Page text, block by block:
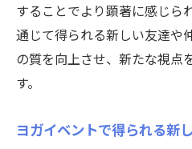
することでより顕著に感じら
通じて得られる新しい友達や
の質を向上させ、新たな視点
す。
ヨガイベントで得られる新